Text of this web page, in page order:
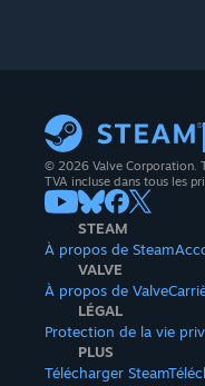
© 2026 Valve Corporation.
TVA incluse dans tous les
STEAM
À propos de Steam
VALVE
À propos de Valve
LÉGAL
Protection de la vie
PLUS
Télécharger Steam